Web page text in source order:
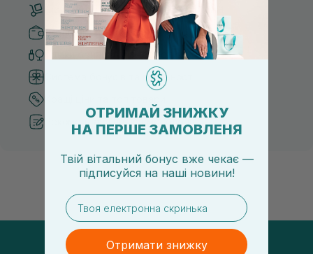
Безкоштовна доставка від 3000 UAH
Безпечні способи оплати
Тільки оригінальна косметика
Система бонусів та лояльності
Рекомендації від косметологів
ОТРИМАЙ ЗНИЖКУ
НА ПЕРШЕ ЗАМОВЛЕНЯ
Твій вітальний бонус вже чекає —
підписуйся на наші новини!
email
Отримати знижку